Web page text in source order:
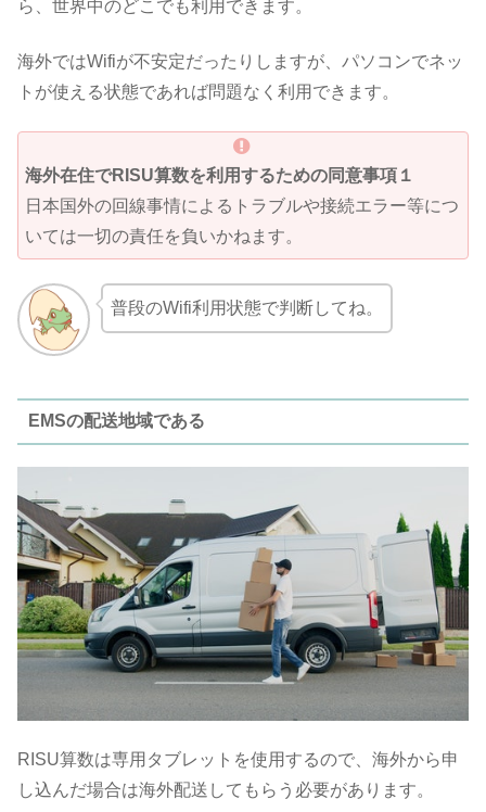
ら、世界中のどこでも利用できます。
海外ではWifiが不安定だったりしますが、パソコンでネッ
トが使える状態であれば問題なく利用できます。
海外在住でRISU算数を利用するための同意事項１
日本国外の回線事情によるトラブルや接続エラー等につ
いては一切の責任を負いかねます。
普段のWifi利用状態で判断してね。
EMSの配送地域である
RISU算数は専用タブレットを使用するので、海外から申
し込んだ場合は海外配送してもらう必要があります。